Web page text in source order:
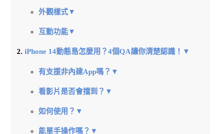
外觀樣式▼
互動功能▼
iPhone 14動態島怎麼用？4個QA讓你清楚認識！▼
有支援非內建App嗎？▼
看影片是否會擋到？▼
如何使用？▼
能單手操作嗎？▼